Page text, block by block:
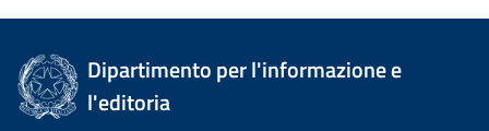
Dipartimento per l'informazione e
l'editoria